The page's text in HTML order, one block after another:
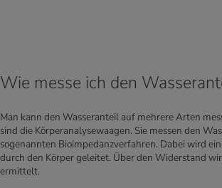
Wie messe ich den
Man kann den Wasseranteil auf mehrere Arten
sind die Körperanalysewaagen. Sie messen den
sogenannten Bioimpedanzverfahren. Dabei wird
durch den Körper geleitet. Über den Widerstand
ermittelt.